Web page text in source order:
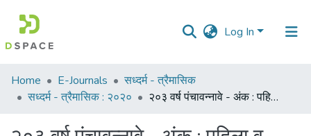
Log In
Communities
&
Home E-Journals
सध्दर्म - त्रैमासिक
सध्दर्म - त्रैमासिक : २०२०
२०३ वर्ष पंचावन्नावे - अंक : पहिला व दुसरा : एप्रिल आणि जुलै २०२०